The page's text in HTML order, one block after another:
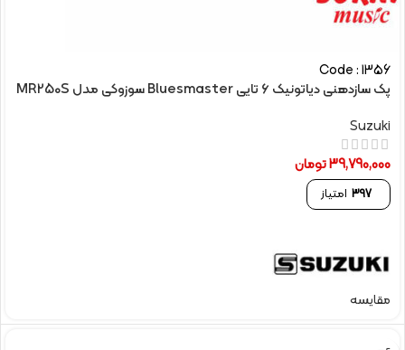
Code : 1356
پک سازدهنی دیاتونیک 6 تایی Bluesmaster سوزوکی مدل MR250S
Suzuki
39,790,000تومان
397 امتیاز
مقایسه